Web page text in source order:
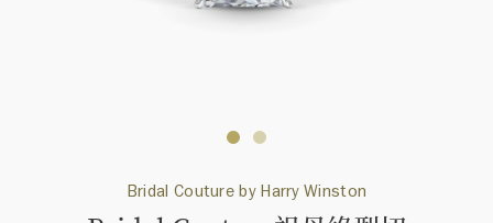
Bridal Couture by Harry Winston